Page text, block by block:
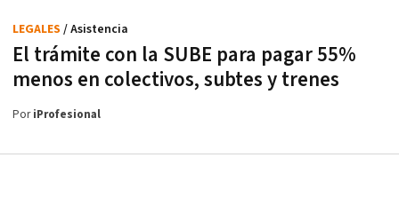
El trámite con la SUBE para pagar 55%
menos en colectivos, subtes y trenes
LEGALES / Asistencia
PoriProfesional